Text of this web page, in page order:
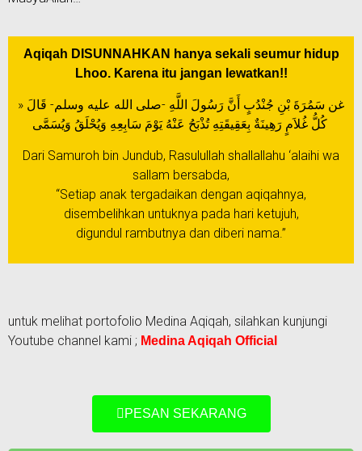
Aqiqah DISUNNAHKAN hanya sekali seumur hidup
Lhoo. Karena itu jangan lewatkan!!
غن سَمُرَةَ بْنِ جُنْدُبٍ أَنَّ رَسُولَ اللَّهِ -صلى الله عليه وسلم- قَالَ «
كُلُّ غُلاَمٍ رَهِينَةٌ بِعَقِيقَتِهِ تُذْبَحُ عَنْهُ يَوْمَ سَابِعِهِ وَيُحْلَقُ وَيُسَمَّى
Dari Samuroh bin Jundub, Rasulullah shallallahu ‘alaihi wa
sallam bersabda,
“Setiap anak tergadaikan dengan aqiqahnya,
disembelihkan untuknya pada hari ketujuh,
digundul rambutnya dan diberi nama.”
untuk melihat portofolio Medina Aqiqah, silahkan kunjungi
Youtube channel kami ; Medina Aqiqah Official
PESAN SEKARANG